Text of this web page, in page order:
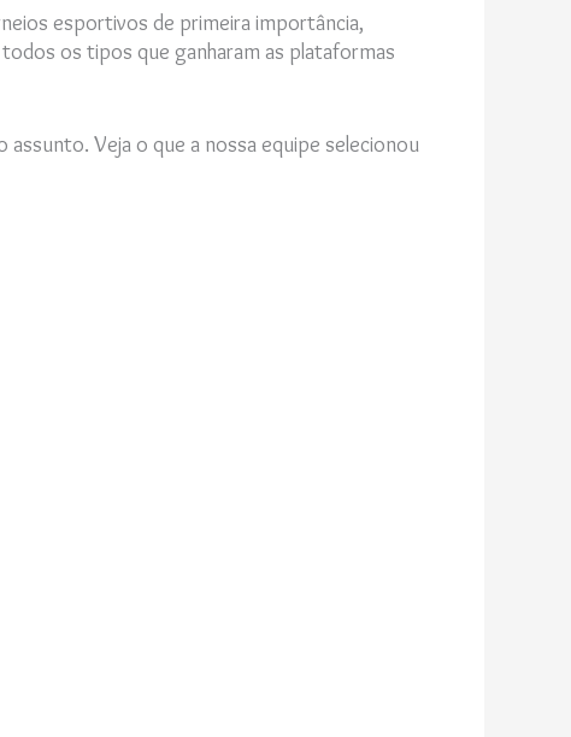
esportivos de primeira importância,
os tipos que ganharam as plataformas
Veja o que a nossa equipe selecionou